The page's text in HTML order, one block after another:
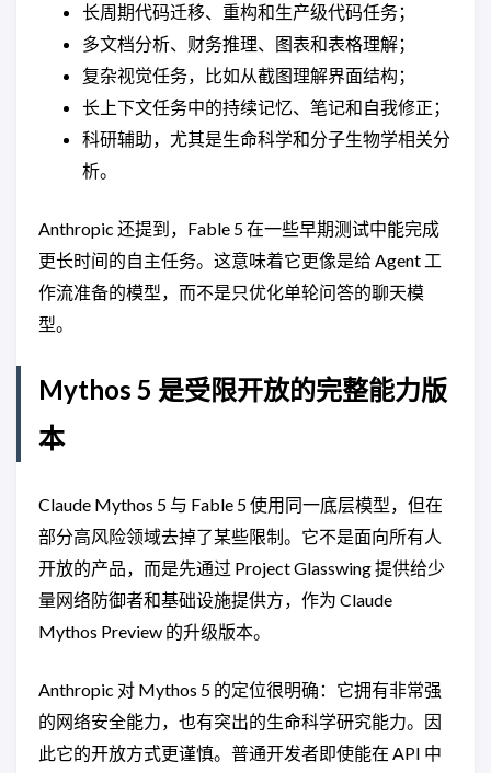
长周期代码迁移、重构和生产级代码任务；
多文档分析、财务推理、图表和表格理解；
复杂视觉任务，比如从截图理解界面结构；
长上下文任务中的持续记忆、笔记和自我修正；
科研辅助，尤其是生命科学和分子生物学相关分
析。
Anthropic 还提到，Fable 5 在一些早期测试中能完成
更长时间的自主任务。这意味着它更像是给 Agent 工
作流准备的模型，而不是只优化单轮问答的聊天模
型。
Mythos 5 是受限开放的完整能力版
本
Claude Mythos 5 与 Fable 5 使用同一底层模型，但在
部分高风险领域去掉了某些限制。它不是面向所有人
开放的产品，而是先通过 Project Glasswing 提供给少
量网络防御者和基础设施提供方，作为 Claude
Mythos Preview 的升级版本。
Anthropic 对 Mythos 5 的定位很明确：它拥有非常强
的网络安全能力，也有突出的生命科学研究能力。因
此它的开放方式更谨慎。普通开发者即使能在 API 中